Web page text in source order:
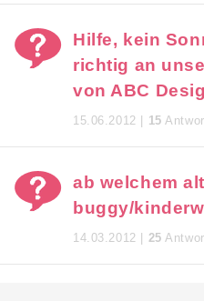
Hilfe, kein
richtig an
von ABC
15.06.2012 | 15
ab welchem
buggy/
14.03.2012 | 25